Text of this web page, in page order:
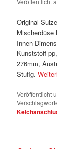
Original
Mischerdüse
Innen
Kunststoff
276mm,
Stufig.
Veröffentlicht